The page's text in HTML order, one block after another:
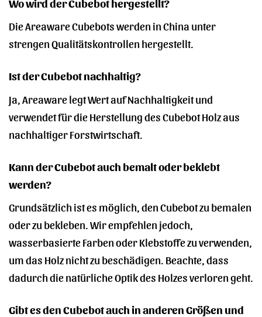
Die Areaware Cubebots werden in China unter
strengen Qualitätskontrollen hergestellt.
Ist der Cubebot nachhaltig?
Ja, Areaware legt Wert auf Nachhaltigkeit und
verwendet für die Herstellung des Cubebot Holz aus
nachhaltiger Forstwirtschaft.
Kann der Cubebot auch bemalt oder beklebt
werden?
Grundsätzlich ist es möglich, den Cubebot zu bemalen
oder zu bekleben. Wir empfehlen jedoch,
wasserbasierte Farben oder Klebstoffe zu verwenden,
um das Holz nicht zu beschädigen. Beachte, dass
dadurch die natürliche Optik des Holzes verloren geht.
Gibt es den Cubebot auch in anderen Größen und